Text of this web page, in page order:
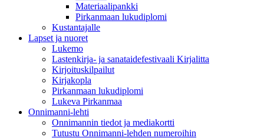
Materiaalipankki
Pirkanmaan lukudiplomi
Kustantajalle
Lapset ja nuoret
Lukemo
Lastenkirja- ja sanataidefestivaali Kirjalitta
Kirjoituskilpailut
Kirjakopla
Pirkanmaan lukudiplomi
Lukeva Pirkanmaa
Onnimanni-lehti
Onnimannin tiedot ja mediakortti
Tutustu Onnimanni-lehden numeroihin